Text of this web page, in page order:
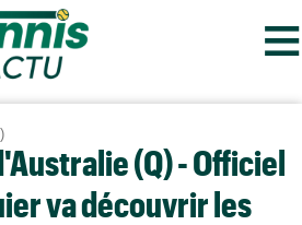
≡
(Q) - Officiel
va découvrir les